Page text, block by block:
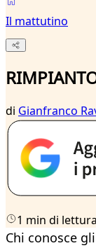
Il mattutino
di Gianfranco
1 min di lettura
Chi conosce